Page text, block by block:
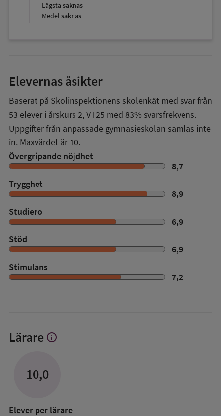
Lägsta saknas
Medel saknas
Elevernas åsikter
Baserat på Skolinspektionens skolenkät med svar från
53 elever i årskurs 2,VT25 med 83% svarsfrekvens.
Uppgifter från anpassade gymnasieskolan samlas inte
in. Maxvärdet är 10.
Övergripande nöjdhet
8,7
Trygghet
8,9
Studiero
6,9
Stöd
6,9
Stimulans
7,2
Lärare Visa
info
10,0
Elever per lärare